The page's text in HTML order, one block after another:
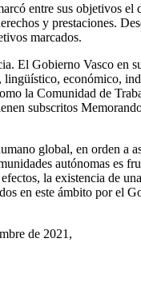
entre sus objetivos el
y prestaciones.
marcados.
El Gobierno Vasco en
lingüístico, económico,
la Comunidad de
subscritos
global, en orden a
autónomas es
la existencia de
en este ámbito por el
de 2021,